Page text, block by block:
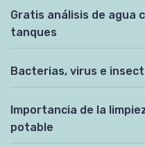
Gratis análisis de agua
tanques
Bacterias, virus e
Importancia de la
potable